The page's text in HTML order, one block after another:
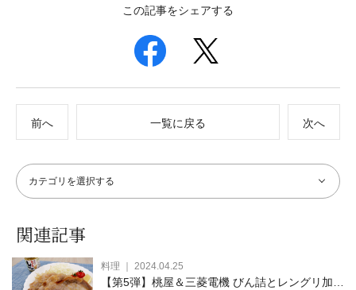
この記事をシェアする
前へ 一覧に戻る 次へ
関連記事
料理 ｜ 2024.04.25
【第5弾】桃屋＆三菱電機 びん詰とレングリ加熱